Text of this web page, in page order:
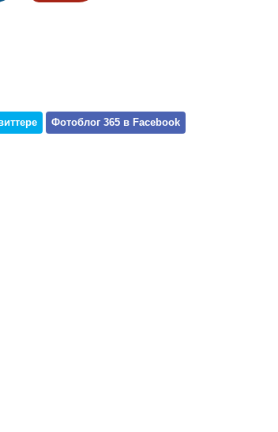
Фотоблог 365 в Facebook